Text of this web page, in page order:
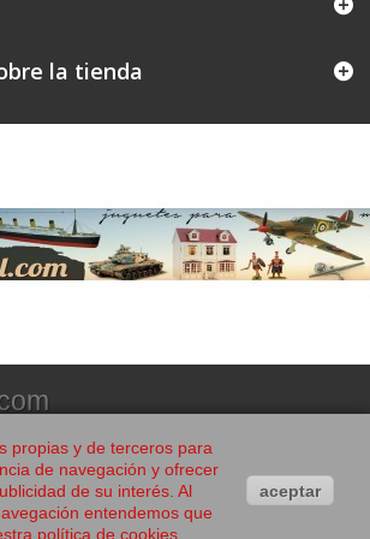
la tienda
propias y de terceros para
de navegación y ofrecer
de su interés. Al
entendemos que
política de cookies.
aceptar